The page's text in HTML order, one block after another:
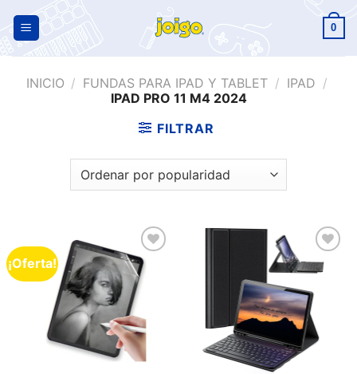
0
INICIO / FUNDAS PARA IPAD Y TABLET / IPAD /
IPAD PRO 11 M4 2024
FILTRAR
¡Oferta!
Añadir
a la
lista de
deseos
Añadir
a la
deseos